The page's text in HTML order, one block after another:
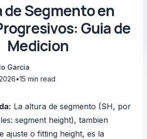
Segmento en
Guia de
Medicion
Garcia
•15 min read
La altura de segmento (SH, por
segment height), tambien
ajuste o fitting height, es la